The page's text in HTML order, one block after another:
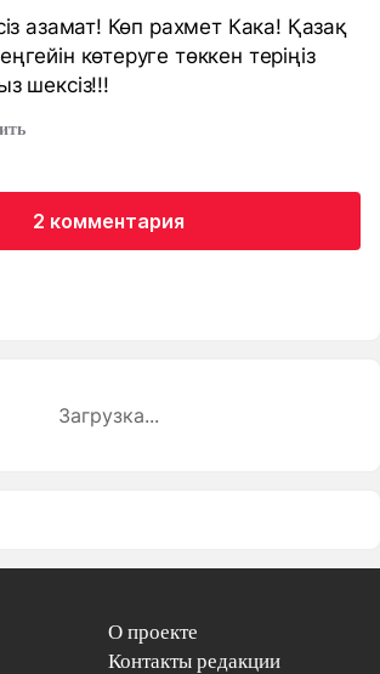
азамат! Көп рахмет Кака! Қазақ
көтеруге төккен теріңіз
шексіз!!!
2 комментария
Загрузка...
О проекте
Контакты редакции